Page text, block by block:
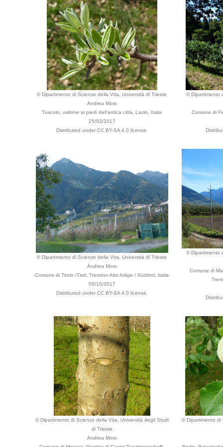
© Dipartimento di Scienze della Vita, Università di Trieste
Andrea Moro
Tuscolo, vallone ai piedi dell'antica città, Lazio, Italia
25/03/2017
Distributed under CC BY-SA 4.0 license.
© Dipartimento
Comune di
© Dipartimento di Scienze della Vita, Università di Trieste
Andrea Moro
Comune di Tirolo /Tirol, Trentino-Alto Adige / Südtirol, Italia
05/10/2017
Distributed under CC BY-SA 4.0 license.
© Dipartimento
Comune di
© Dipartimento di Scienze della Vita, Università degli Studi
di Trieste
Andrea Moro
© Dipartimento di